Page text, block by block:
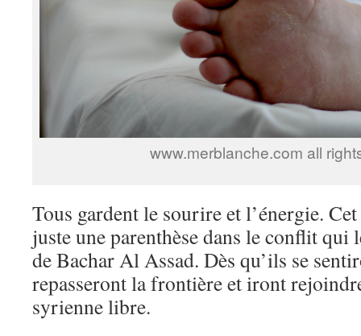
www.merblanche.com all
Tous gardent le sourire et l’énergie.
juste une parenthèse dans le conflit qui
de Bachar Al Assad. Dès qu’ils se
repasseront la frontière et iront
syrienne libre.